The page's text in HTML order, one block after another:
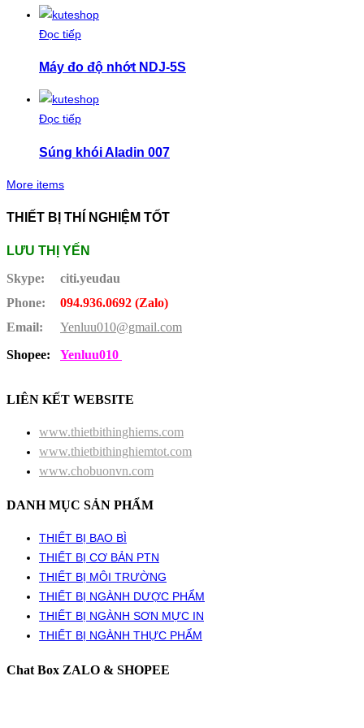
Đọc tiếp
Máy đo độ nhớt NDJ-5S
Đọc tiếp
Súng khói Aladin 007
More items
THIẾT BỊ THÍ NGHIỆM TỐT
LƯU THỊ YẾN
Skype:
citi.yeudau
Phone:
094.936.0692 (Zalo)
Email:
Yenluu010@gmail.com
Shopee:
Yenluu010
LIÊN KẾT WEBSITE
www.thietbithinghiems.com
www.thietbithinghiemtot.com
www.chobuonvn.com
DANH MỤC SẢN PHẨM
THIẾT BỊ BAO BÌ
THIẾT BỊ CƠ BẢN PTN
THIẾT BỊ MÔI TRƯỜNG
THIẾT BỊ NGÀNH DƯỢC PHẨM
THIẾT BỊ NGÀNH SƠN MỰC IN
THIẾT BỊ NGÀNH THỰC PHẨM
Chat Box ZALO & SHOPEE